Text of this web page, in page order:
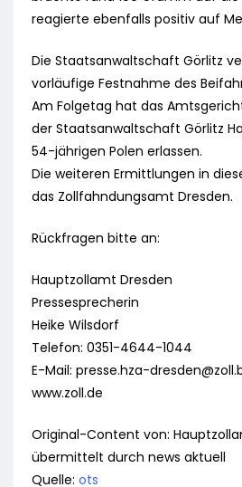
reagierte ebenfalls positiv auf
Die Staatsanwaltschaft Görlitz
vorläufige Festnahme des
Am Folgetag hat das
der Staatsanwaltschaft Görlitz
54-jährigen Polen erlassen.
Die weiteren Ermittlungen in
das Zollfahndungsamt Dresden.
Rückfragen bitte an:
Hauptzollamt Dresden
Pressesprecherin
Heike Wilsdorf
Telefon: 0351-4644-1044
E-Mail: presse.hza-
www.zoll.de
Original-Content von:
übermittelt durch news aktuell
Quelle: ots